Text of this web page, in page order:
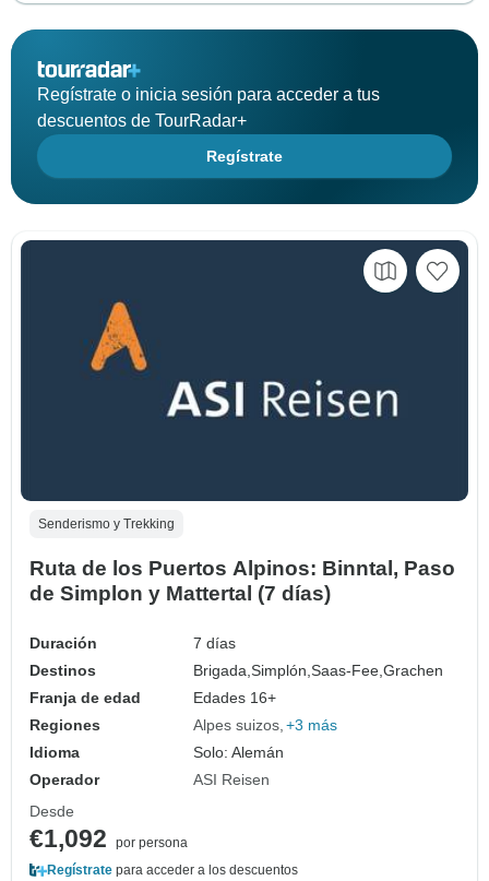
Regístrate o inicia sesión para acceder a tus
descuentos de TourRadar+
Regístrate
Senderismo y Trekking
Ruta de los Puertos Alpinos: Binntal, Paso
de Simplon y Mattertal (7 días)
Duración
7 días
Destinos
Brigada,Simplón,Saas-Fee,Grachen
Franja de edad
Edades 16+
Regiones
Alpes suizos +3 más
Idioma
Solo: Alemán
Operador
ASI Reisen
Desde
€1,092
por persona
Regístrate para acceder a los descuentos